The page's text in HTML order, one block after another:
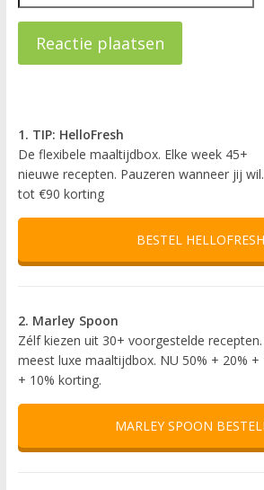
1. TIP: HelloFresh
De flexibele maaltijdbox. Elke week 45+
nieuwe recepten. Pauzeren wanneer jij
tot €90 korting
BESTEL HELLOFRESH
2. Marley Spoon
Zélf kiezen uit 30+ voorgestelde
meest luxe maaltijdbox. NU 50% + 20% +
+ 10% korting.
MARLEY SPOON